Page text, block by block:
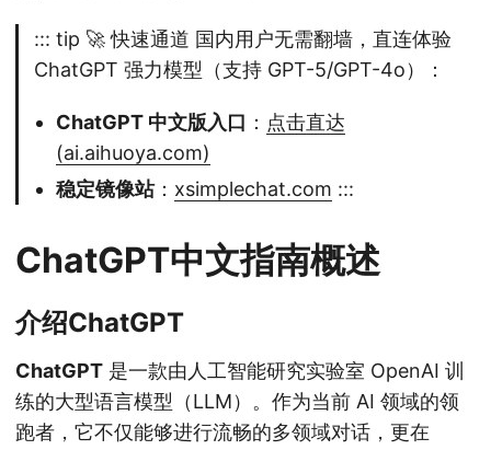
::: tip 🚀 快速通道 国内用户无需翻墙，直连体验
ChatGPT 强力模型（支持 GPT-5/GPT-4o）：
ChatGPT 中文版入口 ： 点击直达
(ai.aihuoya.com)
稳定镜像站： xsimplechat.com :::
ChatGPT中文指南概述
介绍ChatGPT
ChatGPT 是一款由人工智能研究实验室 OpenAI 训
练的大型语言模型（LLM）。作为当前 AI 领域的领
跑者，它不仅能够进行流畅的多领域对话，更在